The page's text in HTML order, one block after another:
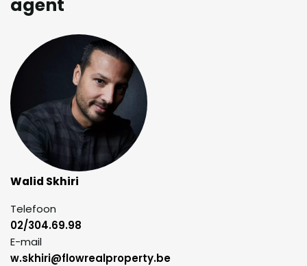
agent
Walid Skhiri
Telefoon
02/304.69.98
E-mail
w.skhiri@flowrealproperty.be